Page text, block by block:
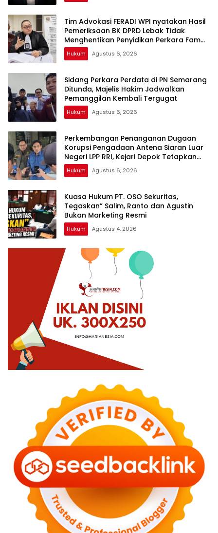
Tim Advokasi FERADI WPI nyatakan Hasil
Pemeriksaan BK DPRD Lebak Tidak
Menghentikan Penyidikan Perkara Fam
Fuk Tjhong alias Eyang Uun
Hukum Agustus 6, 2026
Sidang Perkara Perdata di PN Semarang
Ditunda, Majelis Hakim Jadwalkan
Pemanggilan Kembali Tergugat
Hukum Agustus 6, 2026
Perkembangan Penanganan Dugaan
Korupsi Pengadaan Antena Siaran Luar
Negeri LPP RRI, Kejari Depok Tetapkan
Satu Tersangka Baru
Hukum Agustus 6, 2026
Kuasa Hukum PT. OSO Sekuritas,
Tegaskan” Salim, Ranto dan Agustin
Bukan Marketing Resmi
Hukum Agustus 4, 2026